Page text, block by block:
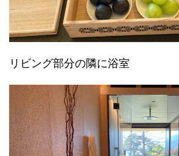
リビング部分の隣に浴室